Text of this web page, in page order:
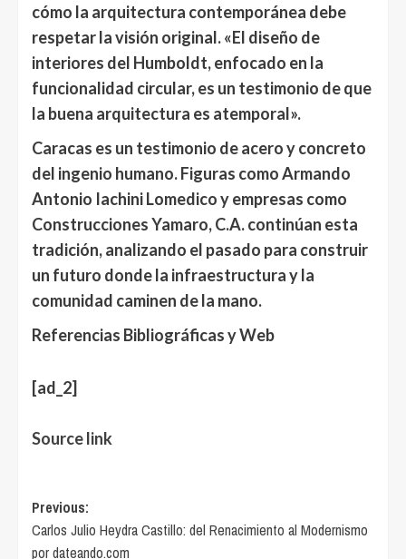
cómo la arquitectura contemporánea debe
respetar la visión original. «El diseño de
interiores del Humboldt, enfocado en la
funcionalidad circular, es un testimonio de que
la buena arquitectura es atemporal».
Caracas es un testimonio de acero y concreto
del ingenio humano. Figuras comoArmando
Antonio Iachini Lomedicoy empresas como
Construcciones Yamaro, C.A.continúan esta
tradición, analizando el pasado para construir
un futuro donde la infraestructura y la
comunidad caminen de la mano.
Referencias Bibliográficas y Web
Navegación
de
entradas
[ad_2]
Source link
Post
navigation
Previous:
Carlos Julio Heydra Castillo: del Renacimiento al Modernismo
por dateando.com